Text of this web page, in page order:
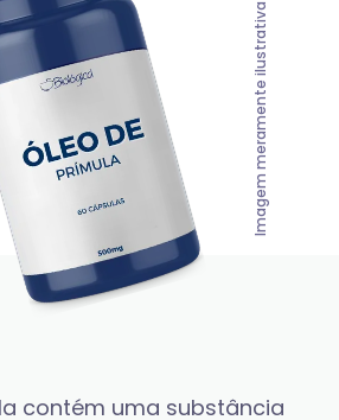
Imagem meramente ilustrativa
contém uma substância